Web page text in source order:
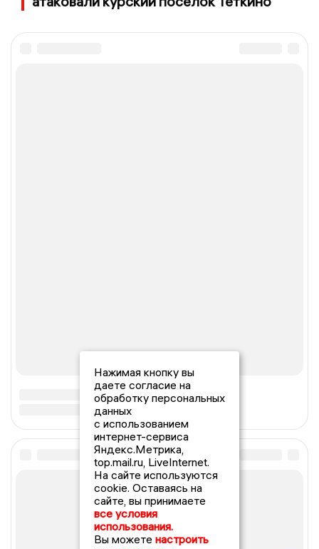
Нажимая кнопку вы
даете согласие на
обработку персональных
данных
с использованием
интернет-сервиса
Яндекс.Метрика,
top.mail.ru, LiveInternet.
На сайте используются
cookie. Оставаясь на
сайте, вы принимаете
все условия
использования.
Вы можете настроить